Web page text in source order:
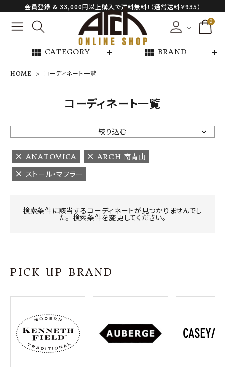
会員登録 & 33,000円以上購入で送料無料！（通常送料￥935）
0
view_module CATEGORY view_module BRAND
NEW ARRIVAL
ARCH EXCLUSIVE
BRAND
CATEGORY
プライバシーポリシー
特定商取引法について
お問い合わせ
OFFICIAL WEB SITE
HOME コーディネート一覧
コーディネート一覧
絞り込む
ANATOMICA
ARCH 南青山
ストール・マフラー
検索条件に該当するコーディネートが見つかりませんでし
た。 検索条件を変更してください。
PICK UP BRAND